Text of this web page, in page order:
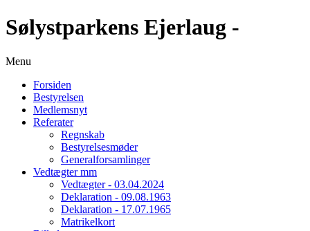
Sølystparkens Ejerlaug -
Menu
Forsiden
Bestyrelsen
Medlemsnyt
Referater
Regnskab
Bestyrelsesmøder
Generalforsamlinger
Vedtægter mm
Vedtægter - 03.04.2024
Deklaration - 09.08.1963
Deklaration - 17.07.1965
Matrikelkort